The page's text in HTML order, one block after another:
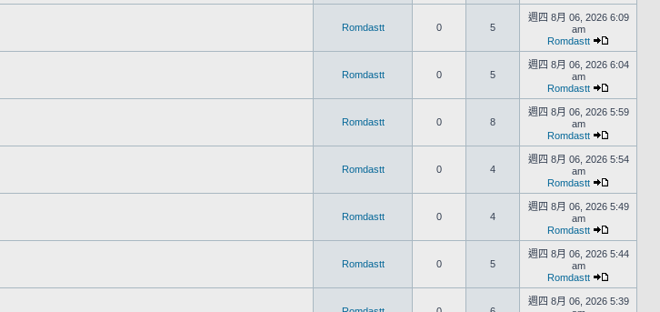
Romdastt 0 5
週四 8月 06, 2026 6:09
am
Romdastt
Romdastt 0 5
週四 8月 06, 2026 6:04
am
Romdastt
Romdastt 0 8
週四 8月 06, 2026 5:59
am
Romdastt
Romdastt 0 4
週四 8月 06, 2026 5:54
am
Romdastt
Romdastt 0 4
週四 8月 06, 2026 5:49
am
Romdastt
Romdastt 0 5
週四 8月 06, 2026 5:44
am
Romdastt
週四 8月 06, 2026 5:39